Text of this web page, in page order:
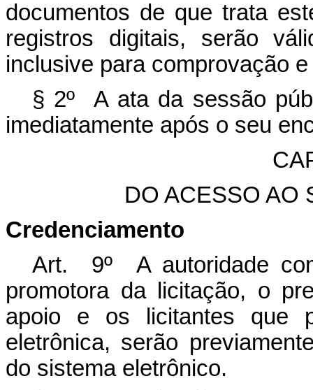
documentos de que trata
registros digitais, serão
inclusive para comprovação
§ 2º A ata da sessão
imediatamente após o seu
DO ACESSO AO
Credenciamento
Art. 9º A autoridade
promotora da licitação, o
apoio e os licitantes que
eletrônica, serão
do sistema eletrônico.